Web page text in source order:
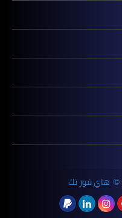
© هاي فور تك